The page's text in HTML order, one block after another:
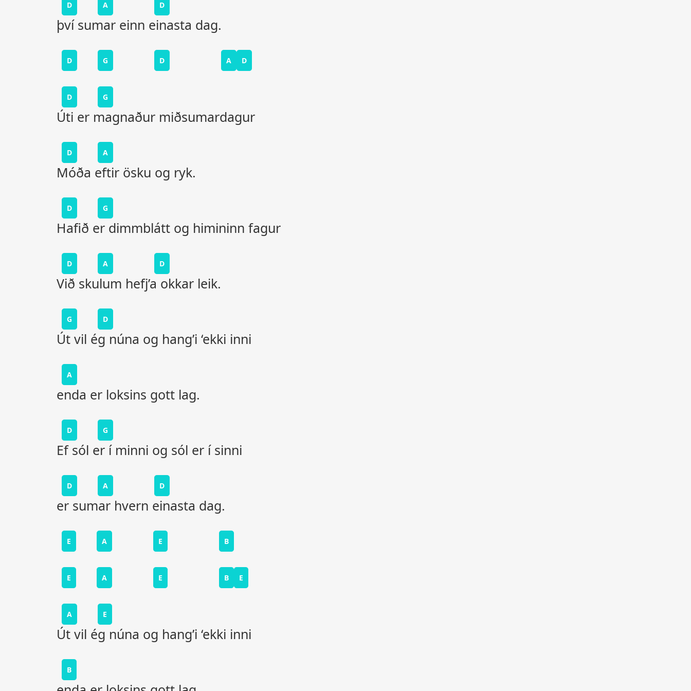
D A D
því sumar einn einasta dag.
D G D A D
D G
Úti er magnaður miðsumardagur
D A
Móða eftir ösku og ryk.
D G
Hafið er dimmblátt og himininn fagur
D A D
Við skulum hefj’a okkar leik.
G D
Út vil ég núna og hang’i ‘ekki inni
A
enda er loksins gott lag.
D G
Ef sól er í minni og sól er í sinni
D A D
er sumar hvern einasta dag.
E A E B
E A E B E
A E
Út vil ég núna og hang’i ‘ekki inni
B